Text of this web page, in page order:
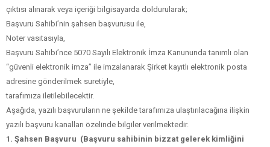
çıktısı alınarak veya içeriği bilgisayarda doldurularak;
Başvuru Sahibi’nin şahsen başvurusu ile,
Noter vasıtasıyla,
Başvuru Sahibi’nce 5070 Sayılı Elektronik İmza Kanununda tanımlı olan
“güvenli elektronik imza” ile imzalanarak Şirket kayıtlı elektronik posta
adresine gönderilmek suretiyle,
tarafımıza iletilebilecektir.
Aşağıda, yazılı başvuruların ne şekilde tarafımıza ulaştırılacağına ilişkin
yazılı başvuru kanalları özelinde bilgiler verilmektedir.
1. Şahsen Başvuru (Başvuru sahibinin bizzat gelerek kimliğini